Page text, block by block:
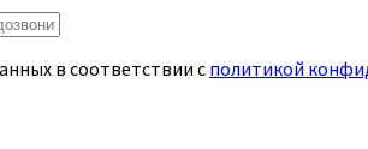
в соответствии с политикой